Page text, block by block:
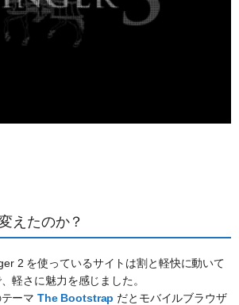
えたのか？
2 を使っているサイトは割と軽快に動いて
軽さに魅力を感じました。
テーマThe Bootstrap だとモバイルブラウザ